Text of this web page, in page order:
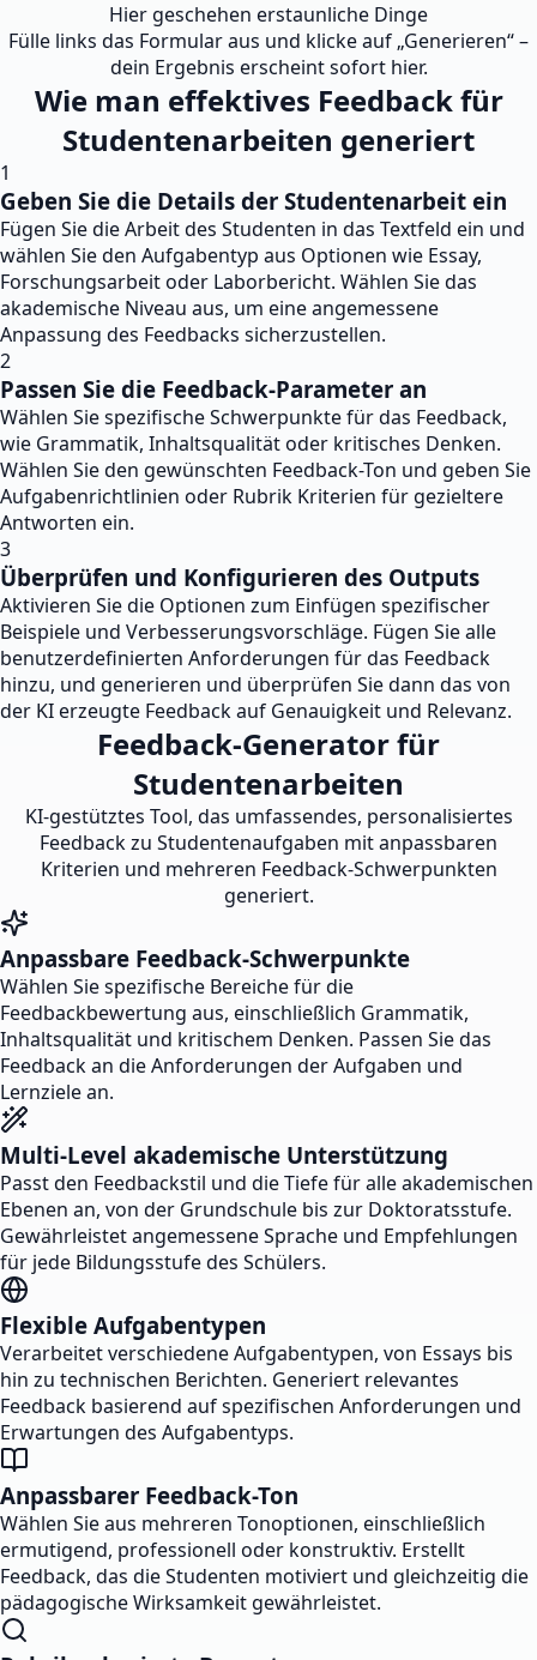
Hier geschehen erstaunliche Dinge
Fülle links das Formular aus und klicke auf „Generieren“ –
dein Ergebnis erscheint sofort hier.
Wie man effektives Feedback für
Studentenarbeiten generiert
1
Geben Sie die Details der Studentenarbeit ein
Fügen Sie die Arbeit des Studenten in das Textfeld ein und
wählen Sie den Aufgabentyp aus Optionen wie Essay,
Forschungsarbeit oder Laborbericht. Wählen Sie das
akademische Niveau aus, um eine angemessene
Anpassung des Feedbacks sicherzustellen.
2
Passen Sie die Feedback-Parameter an
Wählen Sie spezifische Schwerpunkte für das Feedback,
wie Grammatik, Inhaltsqualität oder kritisches Denken.
Wählen Sie den gewünschten Feedback-Ton und geben Sie
Aufgabenrichtlinien oder Rubrik Kriterien für gezieltere
Antworten ein.
3
Überprüfen und Konfigurieren des Outputs
Aktivieren Sie die Optionen zum Einfügen spezifischer
Beispiele und Verbesserungsvorschläge. Fügen Sie alle
benutzerdefinierten Anforderungen für das Feedback
hinzu, und generieren und überprüfen Sie dann das von
der KI erzeugte Feedback auf Genauigkeit und Relevanz.
Feedback-Generator für
Studentenarbeiten
KI-gestütztes Tool, das umfassendes, personalisiertes
Feedback zu Studentenaufgaben mit anpassbaren
Kriterien und mehreren Feedback-Schwerpunkten
generiert.
Anpassbare Feedback-Schwerpunkte
Wählen Sie spezifische Bereiche für die
Feedbackbewertung aus, einschließlich Grammatik,
Inhaltsqualität und kritischem Denken. Passen Sie das
Feedback an die Anforderungen der Aufgaben und
Lernziele an.
Multi-Level akademische Unterstützung
Passt den Feedbackstil und die Tiefe für alle akademischen
Ebenen an, von der Grundschule bis zur Doktoratsstufe.
Gewährleistet angemessene Sprache und Empfehlungen
für jede Bildungsstufe des Schülers.
Flexible Aufgabentypen
Verarbeitet verschiedene Aufgabentypen, von Essays bis
hin zu technischen Berichten. Generiert relevantes
Feedback basierend auf spezifischen Anforderungen und
Erwartungen des Aufgabentyps.
Anpassbarer Feedback-Ton
Wählen Sie aus mehreren Tonoptionen, einschließlich
ermutigend, professionell oder konstruktiv. Erstellt
Feedback, das die Studenten motiviert und gleichzeitig die
pädagogische Wirksamkeit gewährleistet.